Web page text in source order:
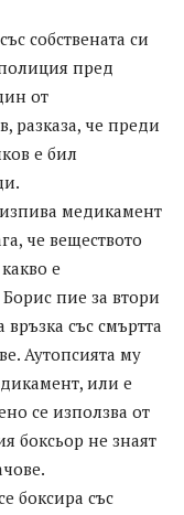
собствената си
пред
от
разказа, че преди
е бил
медикамент
че веществото
е
пие за втори
със смъртта
Аутопсията му
или е
се използва от
боксьор не знаят
боксира със